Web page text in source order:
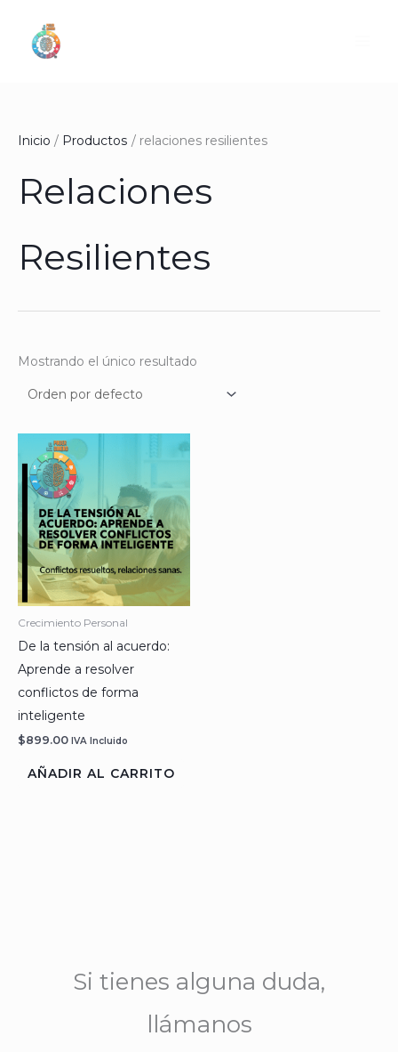
contenido
Inicio Productos relaciones resilientes
Relaciones
Resilientes
Mostrando el único resultado
Crecimiento Personal
De la tensión al acuerdo:
Aprende a resolver
conflictos de forma
inteligente
$899.00 IVA Incluido
AÑADIR AL CARRITO
Si tienes alguna duda,
llámanos